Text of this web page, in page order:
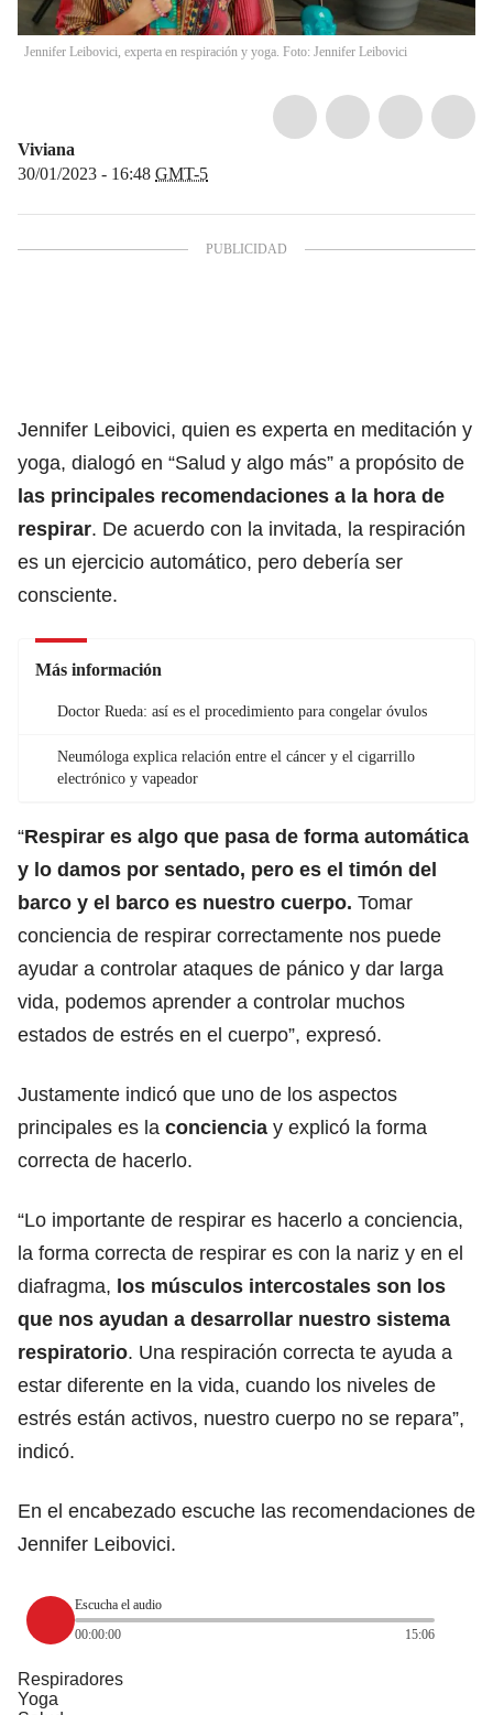
Jennifer Leibovici, experta en respiración y yoga. Foto: Jennifer Leibovici
Viviana
30/01/2023 - 16:48 GMT-5
Jennifer Leibovici, quien es experta en meditación y
yoga, dialogó en “Salud y algo más” a propósito de
las principales recomendaciones a la hora de
respirar. De acuerdo con la invitada, la respiración
es un ejercicio automático, pero debería ser
consciente.
Más información
Doctor Rueda: así es el procedimiento para congelar óvulos
Neumóloga explica relación entre el cáncer y el cigarrillo
electrónico y vapeador
“Respirar es algo que pasa de forma automática
y lo damos por sentado, pero es el timón del
barco y el barco es nuestro cuerpo. Tomar
conciencia de respirar correctamente nos puede
ayudar a controlar ataques de pánico y dar larga
vida, podemos aprender a controlar muchos
estados de estrés en el cuerpo”, expresó.
Justamente indicó que uno de los aspectos
principales es la conciencia y explicó la forma
correcta de hacerlo.
“Lo importante de respirar es hacerlo a conciencia,
la forma correcta de respirar es con la nariz y en el
diafragma, los músculos intercostales son los
que nos ayudan a desarrollar nuestro sistema
respiratorio. Una respiración correcta te ayuda a
estar diferente en la vida, cuando los niveles de
estrés están activos, nuestro cuerpo no se repara”,
indicó.
En el encabezado escuche las recomendaciones de
Jennifer Leibovici.
Escucha el audio
00:00:00
15:06
Respiradores
Yoga